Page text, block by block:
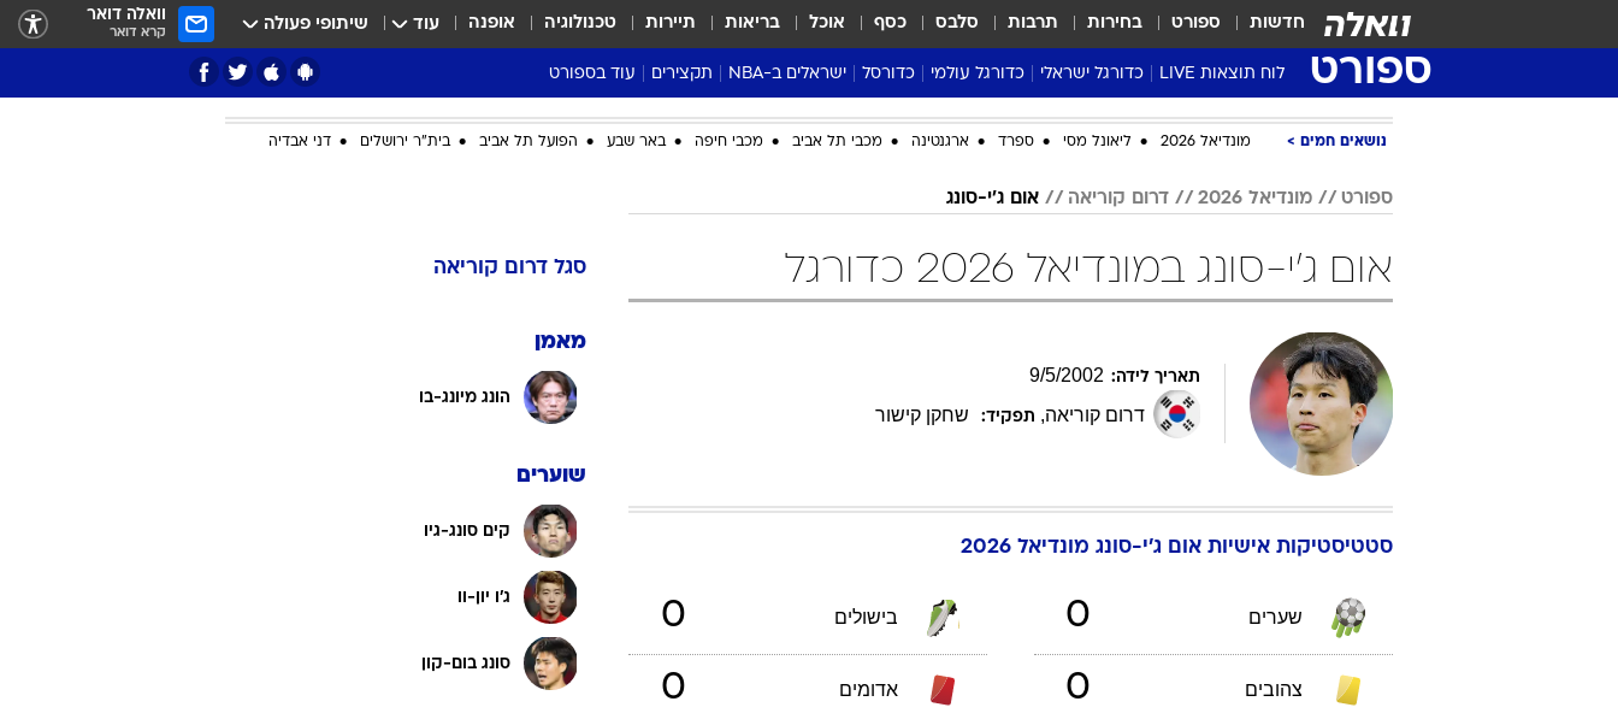
חדשות ספורט בחירות תרבות סלבס כסף אוכל בריאות תיירות טכנולוגיה אופנה עוד שיתופי פעולה וואלה דואר
קרא דואר
ספורט לוח תוצאות LIVE כדורגל ישראלי
ליגת העל Winner
גביע המדינה
שגרירים
נבחרות ישראל
ליגה א'
כדורגל עולמי
ליגה אנגלית
ליגה איטלקית
ליגה צרפתית
ליגת האלופות
כדורסל
ליגת העל
נבחרות ישראל בכדורסל
כדורסל נשים
ישראלים ב-NBA
דני אבדיה
תקצירים עוד בספורט
מונדיאל 2026
NBA
דאבל דריבל מסכמים מחזור
אבא של שבת
מעל הטבעת
סערה בממלכה
ספורט אמריקאי
פוקר
ענפים נוספים
לוח שידורים
החידה של ספורט1
ארכיון מדורים מחוץ לקווים
נושאים חמים מונדיאל 2026 ליאונל מסי ספרד ארגנטינה מכבי תל אביב מכבי חיפה באר שבע הפועל תל אביב בית"ר ירושלים דני אבדיה
ספורט מונדיאל 2026 דרום קוריאה אום ג'י-סונג
אום ג'י-סונג במונדיאל 2026 כדורגל
תאריך לידה: 9/5/2002
דרום קוריאה, תפקיד: שחקן קישור
סטטיסטיקות אישיות אום ג'י-סונג מונדיאל 2026
שערים 0 בישולים 0
צהובים 0 אדומים 0
סגל דרום קוריאה
מאמן
הונג מיונג-בו
שוערים
קים סונג-גיו
ג'ו יון-וו
סונג בום-קון